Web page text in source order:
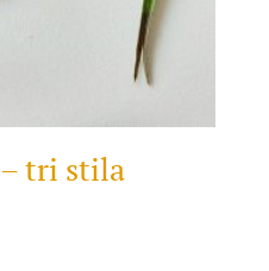
– tri stila